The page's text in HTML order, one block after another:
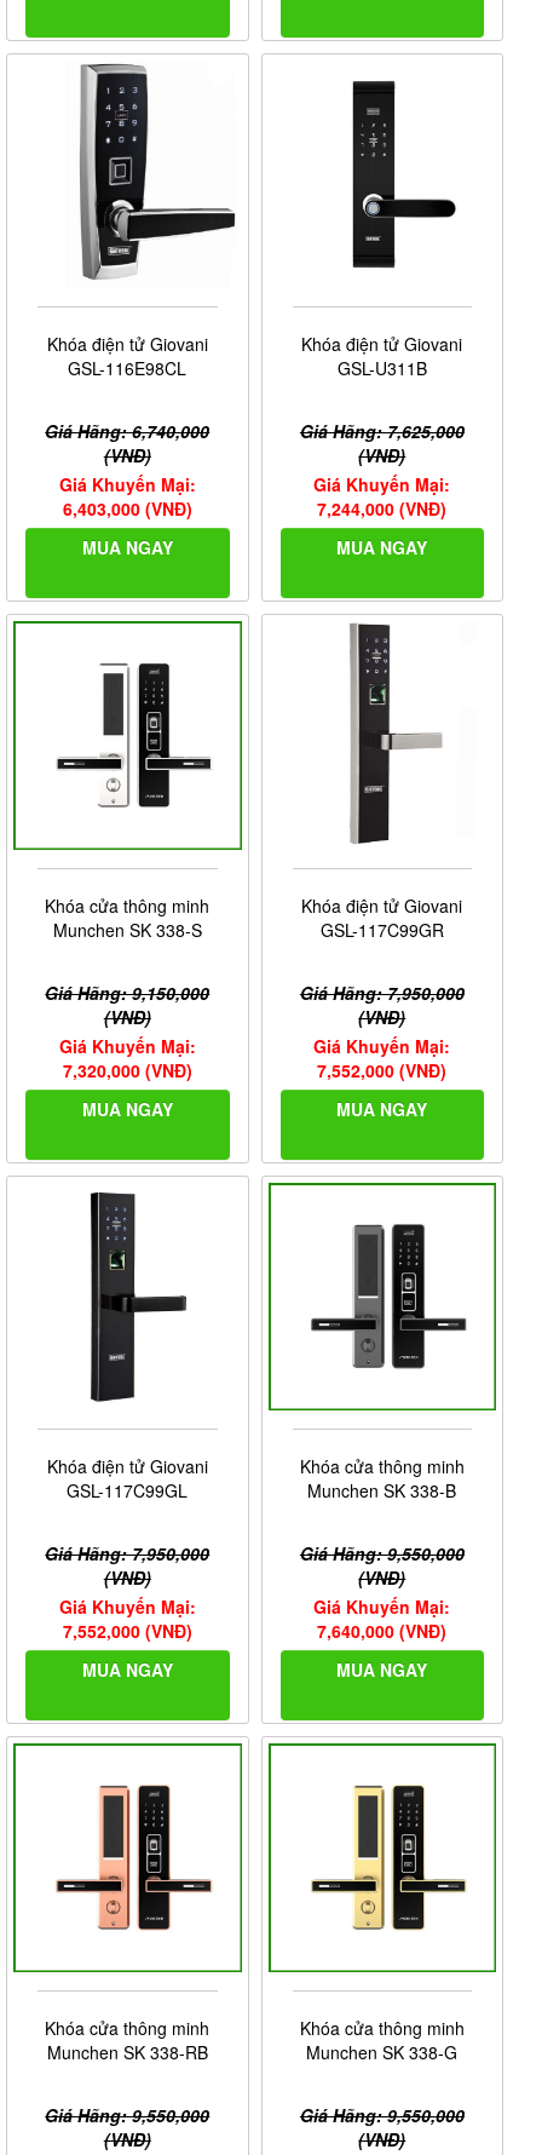
Khóa điện tử Giovani
GSL-116E98CL
Giá Hãng: 6,740,000
(VNĐ)
Giá Khuyến Mại:
6,403,000 (VNĐ)
MUA NGAY
Khóa điện tử Giovani
GSL-U311B
Giá Hãng: 7,625,000
(VNĐ)
Giá Khuyến Mại:
7,244,000 (VNĐ)
MUA NGAY
Khóa cửa thông minh
Munchen SK 338-S
Giá Hãng: 9,150,000
(VNĐ)
Giá Khuyến Mại:
7,320,000 (VNĐ)
MUA NGAY
Khóa điện tử Giovani
GSL-117C99GR
Giá Hãng: 7,950,000
(VNĐ)
Giá Khuyến Mại:
7,552,000 (VNĐ)
MUA NGAY
Khóa điện tử Giovani
GSL-117C99GL
Giá Hãng: 7,950,000
(VNĐ)
Giá Khuyến Mại:
7,552,000 (VNĐ)
MUA NGAY
Khóa cửa thông minh
Munchen SK 338-B
Giá Hãng: 9,550,000
(VNĐ)
Giá Khuyến Mại:
7,640,000 (VNĐ)
MUA NGAY
Khóa cửa thông minh
Munchen SK 338-RB
Giá Hãng: 9,550,000
(VNĐ)
Khóa cửa thông minh
Munchen SK 338-G
Giá Hãng: 9,550,000
(VNĐ)